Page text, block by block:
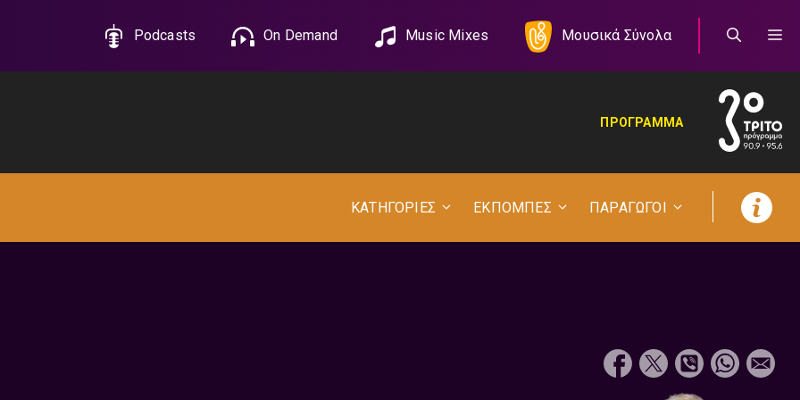
Podcasts On Demand Music Mixes Μουσικά Σύνολα
ΠΡΟΓΡΑΜΜΑ
ΚΑΤΗΓΟΡΙΕΣ ΕΚΠΟΜΠΕΣ ΠΑΡΑΓΩΓΟΙ